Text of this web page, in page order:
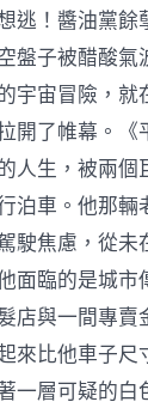
逃！醬油黨餘
盤子被醋酸氣
宇宙冒險，就
開了帷幕。《
人生，被兩個
泊車。他那輛
駛焦慮，從未
面臨的是城市
店與一間專賣
來比他車子尺
一層可疑的白